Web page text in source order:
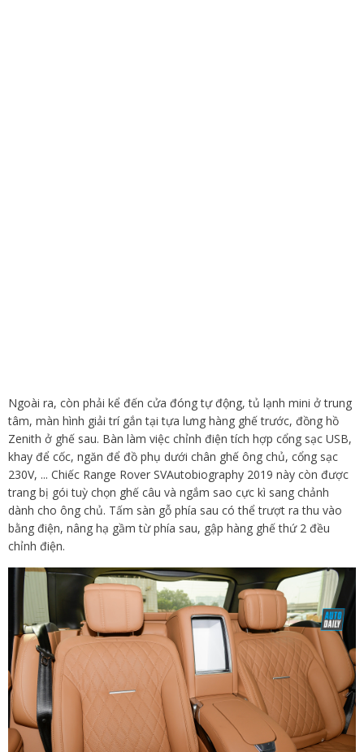
Ngoài ra, còn phải kể đến cửa đóng tự động, tủ lạnh mini ở trung
tâm, màn hình giải trí gắn tại tựa lưng hàng ghế trước, đồng hồ
Zenith ở ghế sau. Bàn làm việc chỉnh điện tích hợp cổng sạc USB,
khay để cốc, ngăn để đồ phụ dưới chân ghế ông chủ, cổng sạc
230V, ... Chiếc Range Rover SVAutobiography 2019 này còn được
trang bị gói tuỳ chọn ghế câu và ngắm sao cực kì sang chảnh
dành cho ông chủ. Tấm sàn gỗ phía sau có thể trượt ra thu vào
bằng điện, nâng hạ gầm từ phía sau, gập hàng ghế thứ 2 đều
chỉnh điện.